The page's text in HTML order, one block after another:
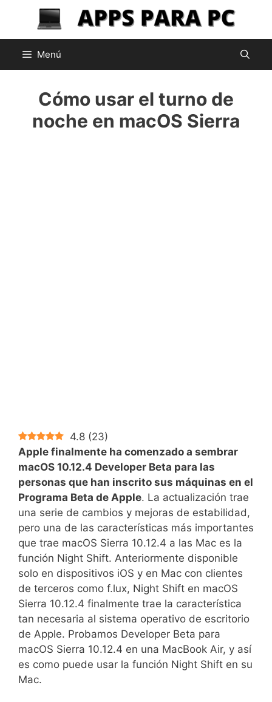
contenido
Menú
Cómo usar el turno de
noche en macOS Sierra
4.8 (23)
Apple finalmente ha comenzado a sembrar
macOS 10.12.4 Developer Beta para las
personas que han inscrito sus máquinas en el
Programa Beta de Apple. La actualización trae
una serie de cambios y mejoras de estabilidad,
pero una de las características más importantes
que trae macOS Sierra 10.12.4 a las Mac es la
función Night Shift. Anteriormente disponible
solo en dispositivos iOS y en Mac con clientes
de terceros como f.lux, Night Shift en macOS
Sierra 10.12.4 finalmente trae la característica
tan necesaria al sistema operativo de escritorio
de Apple. Probamos Developer Beta para
macOS Sierra 10.12.4 en una MacBook Air, y así
es como puede usar la función Night Shift en su
Mac.